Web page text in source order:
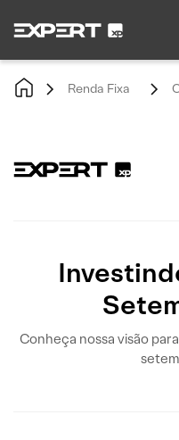
Renda Fixa
Conheça nossa visão